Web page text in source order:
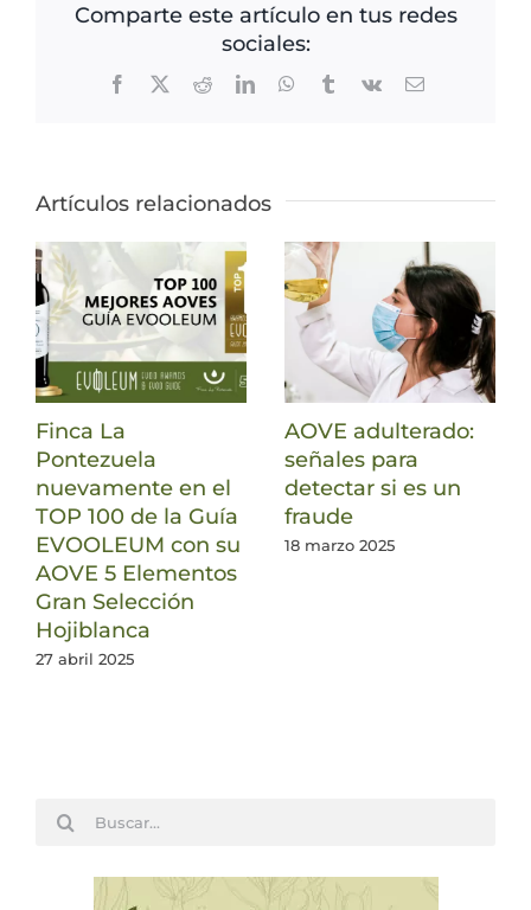
Comparte este artículo en tus redes
sociales:
Facebook
X RedditLinkedInWhatsApp
TumblrVk
Correo
Artículos relacionados
Finca La
Pontezuela
nuevamente en el
TOP 100 de la Guía
EVOOLEUM con su
AOVE 5 Elementos
Gran Selección
Hojiblanca
27 abril 2025
AOVE adulterado:
señales para
detectar si es un
fraude
18 marzo 2025
Buscar: